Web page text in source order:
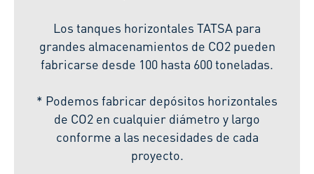
Los tanques horizontales TATSA para
grandes almacenamientos de CO2pueden
fabricarse desde 100 hasta 600 toneladas.
* Podemos fabricar depósitos horizontales
de CO2 en cualquier diámetro y largo
conforme a las necesidades de cada
proyecto.